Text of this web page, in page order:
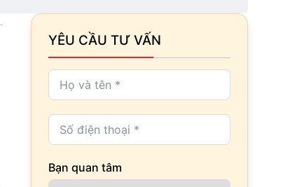
YÊU CẦU TƯ VẤN
Bạn quan tâm